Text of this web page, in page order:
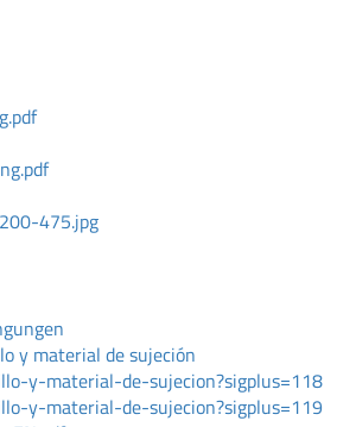
475.jpg
y material de sujeción
y-material-de-sujecion?sigplus=118
y-material-de-sujecion?sigplus=119